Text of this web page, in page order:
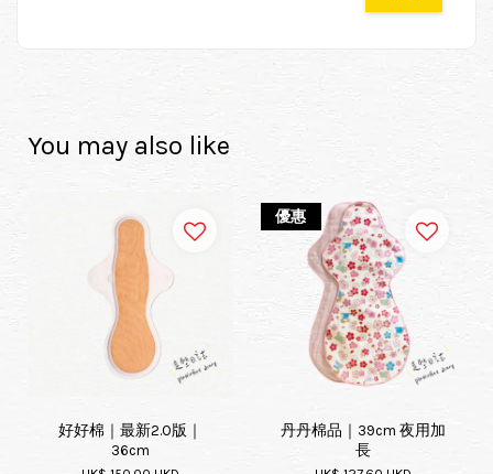
You may also like
好好棉｜最新2.0版｜
36cm
優惠
丹丹棉品｜39cm 夜用加
長